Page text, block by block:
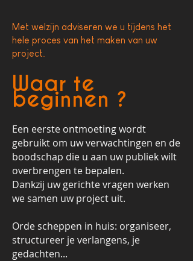
Met welzijn adviseren we u tijdens het
hele proces van het maken van uw
project.
Waar te
beginnen ?
Een eerste ontmoeting wordt
gebruikt om uw verwachtingen en de
boodschap die u aan uw publiek wilt
overbrengen te bepalen.
Dankzij uw gerichte vragen werken
we samen uw project uit.
Orde scheppen in huis: organiseer,
structureer je verlangens, je
gedachten...